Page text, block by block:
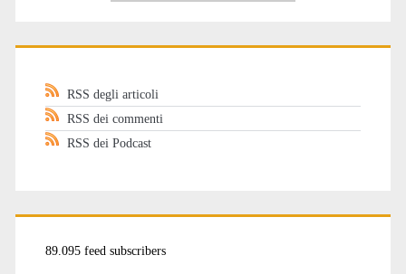
RSS degli articoli
RSS dei commenti
RSS dei Podcast
89.095 feed subscribers